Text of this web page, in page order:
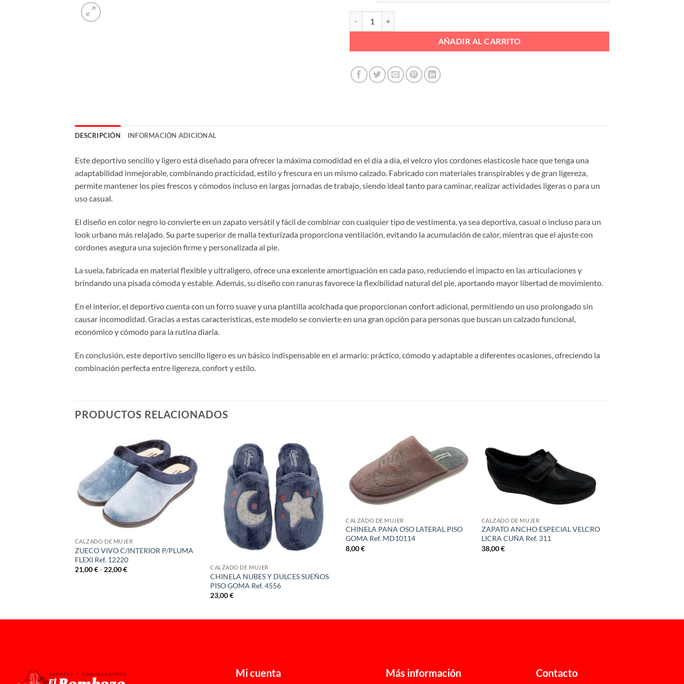
AÑADIR AL CARRITO
DESCRIPCIÓN INFORMACIÓN ADICIONAL
Este deportivo sencillo y ligero está diseñado para ofrecer la máxima comodidad en el día a día, el velcro ylos cordones elasticosle hace que tenga una
adaptabilidad inmejorable, combinando practicidad, estilo y frescura en un mismo calzado. Fabricado con materiales transpirables y de gran ligereza,
permite mantener los pies frescos y cómodos incluso en largas jornadas de trabajo, siendo ideal tanto para caminar, realizar actividades ligeras o para un
uso casual.
El diseño en color negro lo convierte en un zapato versátil y fácil de combinar con cualquier tipo de vestimenta, ya sea deportiva, casual o incluso para un
look urbano más relajado. Su parte superior de malla texturizada proporciona ventilación, evitando la acumulación de calor, mientras que el ajuste con
cordones asegura una sujeción firme y personalizada al pie.
La suela, fabricada en material flexible y ultraligero, ofrece una excelente amortiguación en cada paso, reduciendo el impacto en las articulaciones y
brindando una pisada cómoda y estable. Además, su diseño con ranuras favorece la flexibilidad natural del pie, aportando mayor libertad de movimiento.
En el interior, el deportivo cuenta con un forro suave y una plantilla acolchada que proporcionan confort adicional, permitiendo un uso prolongado sin
causar incomodidad. Gracias a estas características, este modelo se convierte en una gran opción para personas que buscan un calzado funcional,
económico y cómodo para la rutina diaria.
En conclusión, este deportivo sencillo ligero es un básico indispensable en el armario: práctico, cómodo y adaptable a diferentes ocasiones, ofreciendo la
combinación perfecta entre ligereza, confort y estilo.
PRODUCTOS RELACIONADOS
CALZADO DE MUJER
ZUECO VIVO C/INTERIOR P/PLUMA
FLEXI Ref. 12220
21,00€- 22,00€Rango
CALZADO DE MUJER
CHINELA NUBES Y DULCES SUEÑOS
PISO GOMA Ref. 4556
23,00€
CALZADO DE MUJER
CHINELA PANA OSO LATERAL PISO
GOMA Ref. MD10114
8,00€
CALZADO DE MUJER
ZAPATO ANCHO ESPECIAL VELCRO
LICRA CUÑA Ref. 311
38,00€
Mi cuenta Más información Contacto